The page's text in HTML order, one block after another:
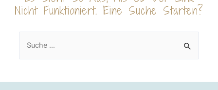
Nicht Funktioniert. Eine Suche Starten?